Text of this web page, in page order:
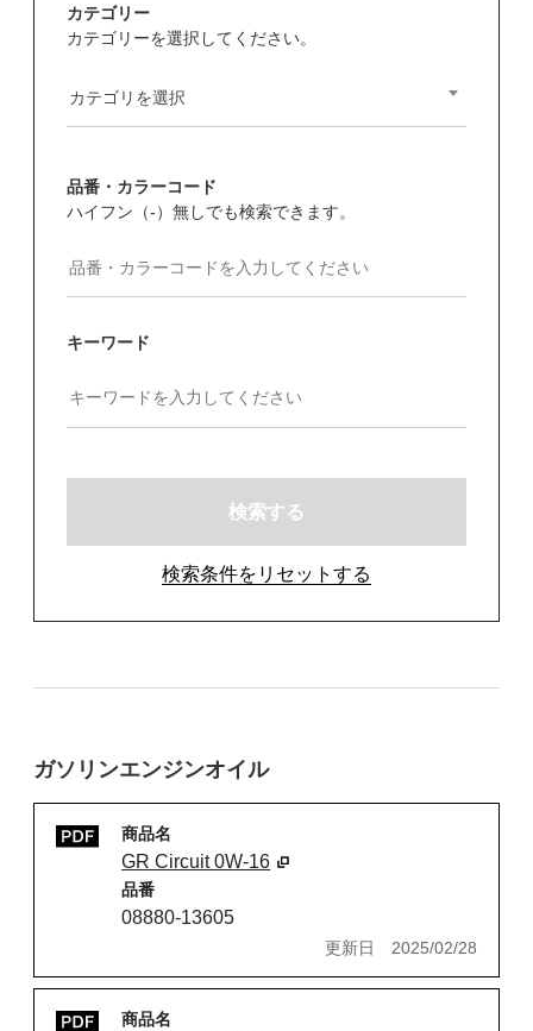
カテゴリー
カテゴリーを選択してください。
カテゴリを選択
品番・カラーコード
ハイフン（-）無しでも検索できます。
キーワード
検索する
検索条件をリセットする
ガソリンエンジンオイル
商品名
GR Circuit 0W-16
品番
08880-13605
更新日 2025/02/28
商品名